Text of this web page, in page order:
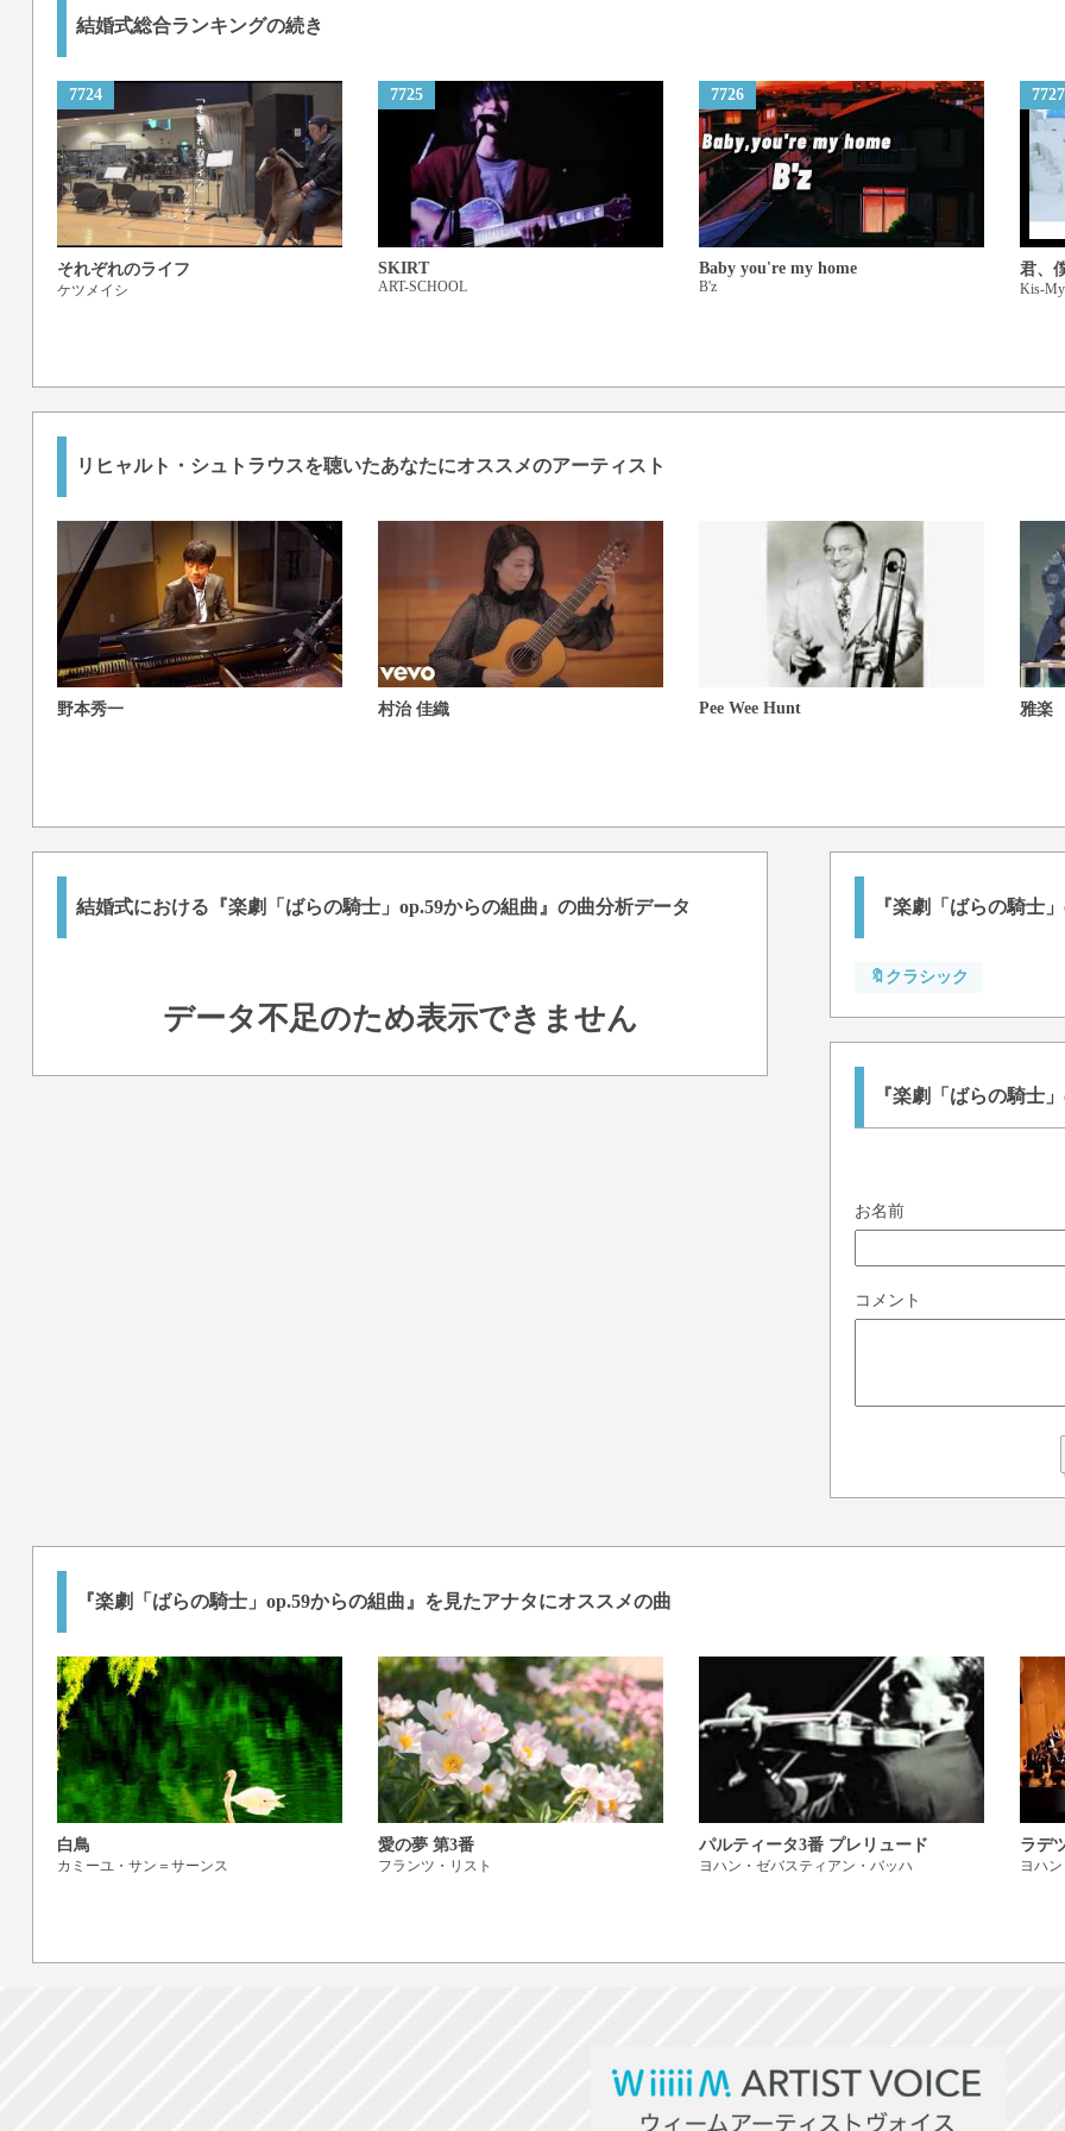
結婚式総合ランキングの続き
7724
それぞれのライフ
ケツメイシ
7725
SKIRT
ART-SCHOOL
7726
Baby you're my home
B'z
7727
君、
Kis-
リヒャルト・シュトラウスを聴いたあなたにオススメのアーティスト
野本秀一 村治 佳織 Pee Wee Hunt 雅楽
結婚式における『楽劇「ばらの騎士」op.59からの組曲』の曲分析データ
データ不足のため表示できません
『楽劇「ばらの騎士
🔖クラシック
『楽劇「ばらの騎士
お名前
コメント
『楽劇「ばらの騎士」op.59からの組曲』を見たアナタにオススメの曲
白鳥
カミーユ・サン＝サーンス
愛の夢 第3番
フランツ・リスト
パルティータ3番 プレリュード
ヨハン・ゼバスティアン・バッハ
ラデ
ヨハ